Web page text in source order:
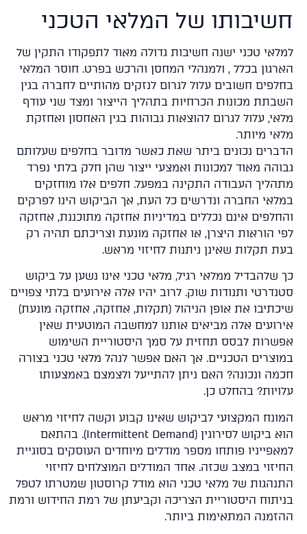
של המלאי הטכני
טכני ישנה חשיבות גדולה מאוד לתפקודו התקין של
בכלל , ולמנהלי המחסן והרכש בפרט. חוסר המלאי
חשובים עלול לגרום לנזקים מהותיים לחברה בגין
מכונות הכרחיות בתהליך הייצור ומצד שני עודף
עלול לגרום להוצאות גבוהות בגין האחסון ואחזקת
מיותר.
נכונים ביתר שאת כאשר מדובר בחלפים שעלותם
מאוד למכונות ואמצעי ייצור שהן חלק בלתי נפרד
העבודה התקינה במפעל. חלפים אלו מוחזקים
החברה ונדרשים כל העת, אך הביקוש הינו לפרקים
אינם נכללים במדיניות אחזקה מתוכננת, אחזקה
הוראות היצרן, או אחזקה מונעת וצריכתם תהיה רק
תקלות שאינן ניתנות לחיזוי מראש.
שלהבדיל ממלאי רגיל, מלאי טכני אינו נשען על ביקוש
ותנודות שוק. לרוב יהיו אלה אירועים בלתי צפויים
את אופן הניהול (תקלות, אחזקה, אחזקה מונעת)
אלה מביאים אותנו למחשבה המוטעית שאין
לבסס תחזית על סמך היסטוריית השימוש
הטכניים. אך האם אפשר לנהל מלאי טכני בצורה
ונכונה? האם ניתן להתייעל ולצמצם באמצעותו
בהחלט כן.
המקצועי לביקוש שאינו קבוע וקשה לחיזוי מראש
הוא ביקוש לסירוגין (Intermittent Demand). בהתאם
פותחו מספר מודלים מיוחדים העוסקים בסוגיית
במצב שכזה. אחד המודלים המוצלחים לחיזוי
של מלאי טכני הוא מודל קרוסטון שמטרתו לטפל
היסטוריית הצריכה וקביעתן של רמת החידוש ורמת
המתאימות ביותר.